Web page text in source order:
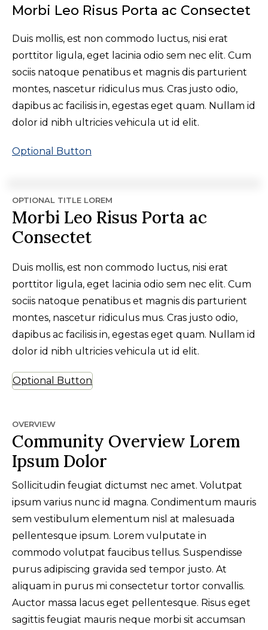
Morbi Leo Risus Porta ac Consectet
Duis mollis, est non commodo luctus, nisi erat
porttitor ligula, eget lacinia odio sem nec elit. Cum
sociis natoque penatibus et magnis dis parturient
montes, nascetur ridiculus mus. Cras justo odio,
dapibus ac facilisis in, egestas eget quam. Nullam id
dolor id nibh ultricies vehicula ut id elit.
Optional Button
OPTIONAL TITLE LOREM
Morbi Leo Risus Porta ac
Consectet
Duis mollis, est non commodo luctus, nisi erat
porttitor ligula, eget lacinia odio sem nec elit. Cum
sociis natoque penatibus et magnis dis parturient
montes, nascetur ridiculus mus. Cras justo odio,
dapibus ac facilisis in, egestas eget quam. Nullam id
dolor id nibh ultricies vehicula ut id elit.
Optional Button
OVERVIEW
Community Overview Lorem
Ipsum Dolor
Sollicitudin feugiat dictumst nec amet. Volutpat
ipsum varius nunc id magna. Condimentum mauris
sem vestibulum elementum nisl at malesuada
pellentesque ipsum. Lorem vulputate in
commodo volutpat faucibus tellus. Suspendisse
purus adipiscing gravida sed tempor justo. At
aliquam in purus mi consectetur tortor convallis.
Auctor massa lacus eget pellentesque. Risus eget
sagittis feugiat mauris neque morbi sit accumsan